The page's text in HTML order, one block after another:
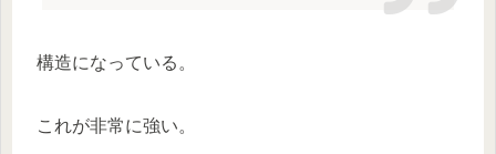
構造になっている。
これが非常に強い。